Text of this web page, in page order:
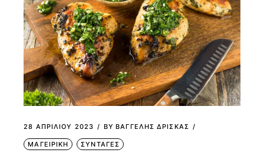
28 ΑΠΡΙΛΊΟΥ 2023 BY ΒΑΓΓΕΛΗΣ ΔΡΙΣΚΑΣ
ΜΑΓΕΙΡΙΚΗ ΣΥΝΤΑΓΕΣ